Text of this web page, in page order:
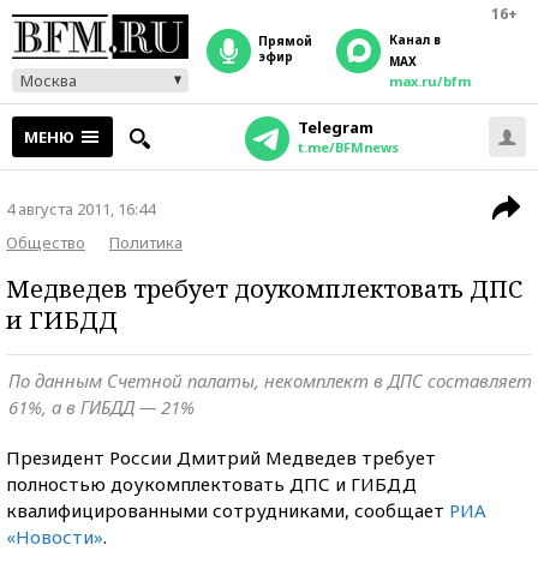
16+
Москва
прямой
эфир
Канал в
MAX
max.ru/bfm
МЕНЮ Telegram
t.me/BFMnews
4 августа 2011, 16:44
Общество
Политика
Медведев требует доукомплектовать ДПС
и ГИБДД
По данным Счетной палаты, некомплект в ДПС составляет
61%, а в ГИБДД — 21%
Президент России Дмитрий Медведев требует
полностью доукомплектовать ДПС и ГИБДД
квалифицированными сотрудниками, сообщает РИА
«Новости».